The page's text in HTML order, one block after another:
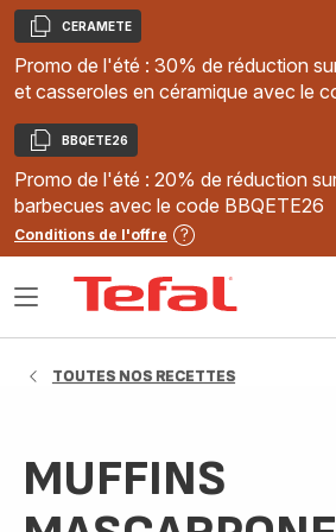
Copier
CERAMETE
Promo de l'été : 30% de réduction
et casseroles en céramique avec le
Copier
BBQETE26
Promo de l'été : 20% de réduction
barbecues avec le code BBQETE26
Conditions de l'offre
Ouvrir
TOUTES NOS RECETTES
MUFFINS